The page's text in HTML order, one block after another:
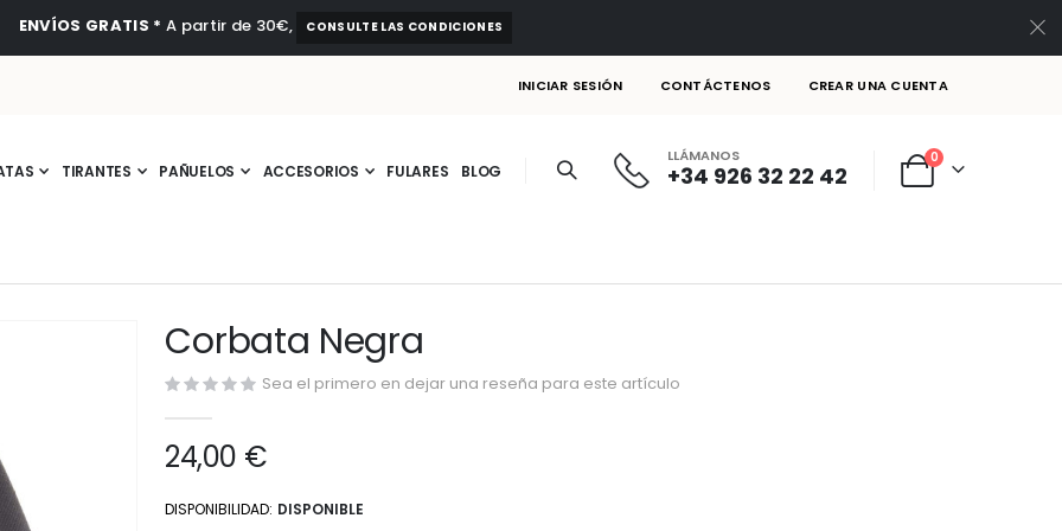
ENVÍOS GRATIS * A partir de 30€, CONSULTE LAS CONDICIONES
INICIAR SESIÓN CONTÁCTENOS CREAR UNA CUENTA
TIRANTES PAÑUELOS ACCESORIOS FULARES BLOG
LLÁMANOS
+34 926 32 22 42 Cart
0artículos
Corbata Negra
Sea el primero en dejar una reseña para este artículo
24,00 €
DISPONIBILIDAD: DISPONIBLE